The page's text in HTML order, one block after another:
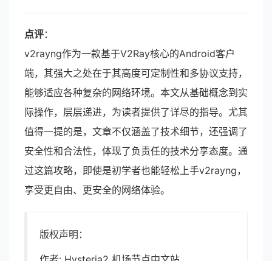
点评：
v2rayng作为一款基于V2Ray核心的Android客户
端，其强大之处在于其高度可定制性和多协议支持，
能够适应各种复杂的网络环境。本文从基础概念到实
际操作，层层递进，为读者提供了详尽的指导。尤其
值得一提的是，文章不仅涵盖了技术细节，还强调了
安全性和合法性，体现了负责任的技术分享态度。通
过这篇攻略，即使是初学者也能轻松上手v2rayng，
享受更自由、更安全的网络体验。
版权声明：